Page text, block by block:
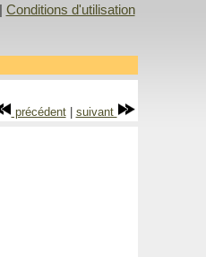
Conditions d'utilisation
précédent| suivant